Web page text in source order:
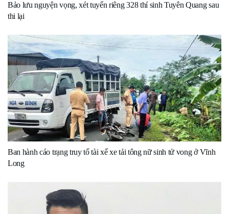
Bảo lưu nguyện vọng, xét tuyển riêng 328 thí sinh Tuyên Quang sau
thi lại
Ban hành cáo trạng truy tố tài xế xe tải tông nữ sinh tử vong ở Vĩnh
Long